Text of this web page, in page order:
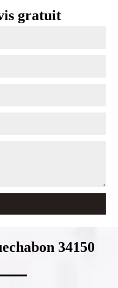
gratuit
34150